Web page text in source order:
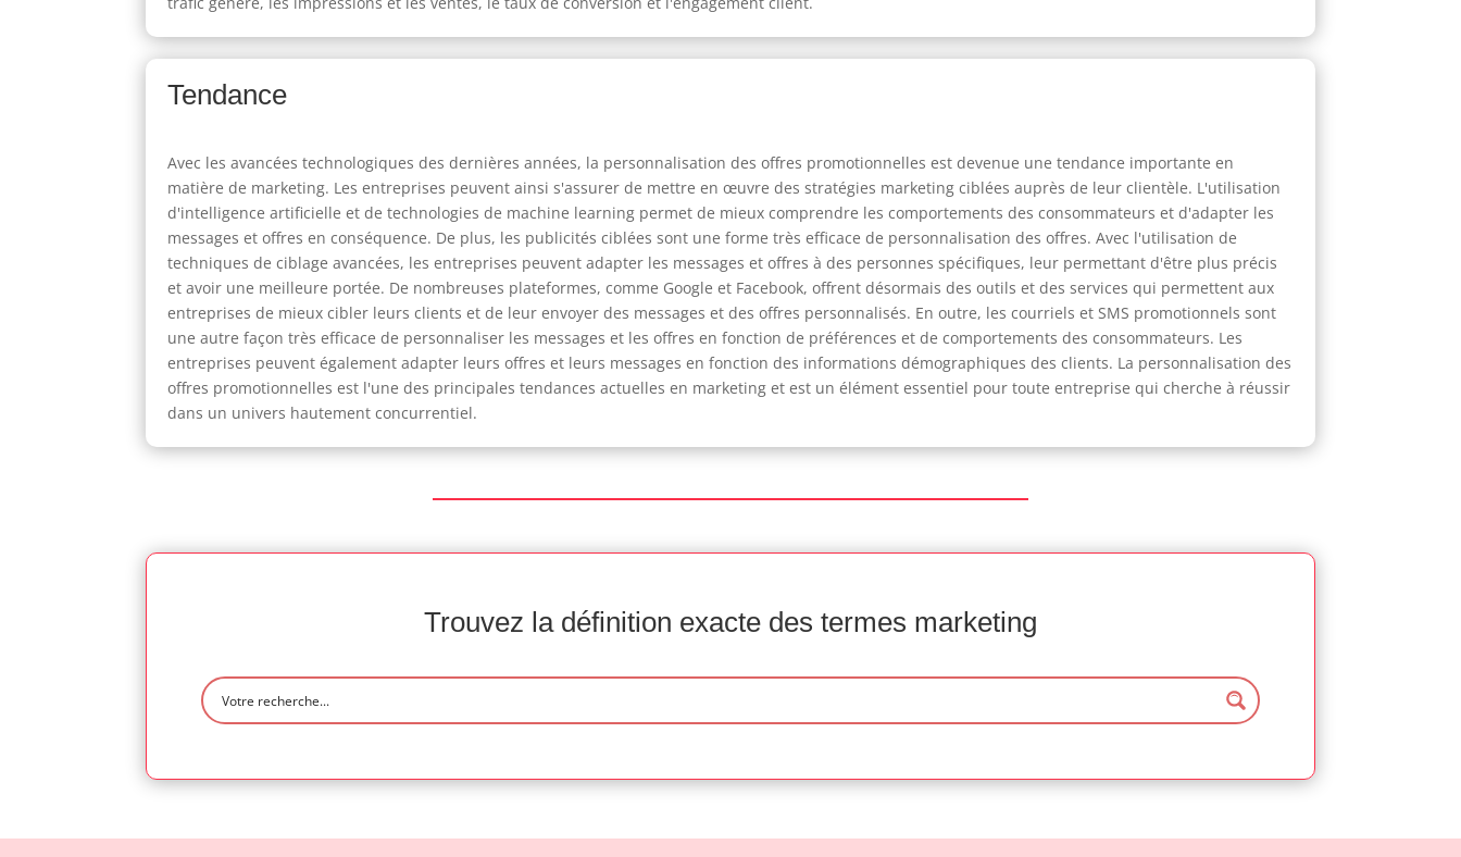
Tendance
Avec les avancées technologiques des dernières années, la personnalisation des offres promotionnelles est devenue une tendance importante en
matière de marketing. Les entreprises peuvent ainsi s'assurer de mettre en œuvre des stratégies marketing ciblées auprès de leur clientèle. L'utilisation
d'intelligence artificielle et de technologies de machine learning permet de mieux comprendre les comportements des consommateurs et d'adapter les
messages et offres en conséquence. De plus, les publicités ciblées sont une forme très efficace de personnalisation des offres. Avec l'utilisation de
techniques de ciblage avancées, les entreprises peuvent adapter les messages et offres à des personnes spécifiques, leur permettant d'être plus précis
et avoir une meilleure portée. De nombreuses plateformes, comme Google et Facebook, offrent désormais des outils et des services qui permettent aux
entreprises de mieux cibler leurs clients et de leur envoyer des messages et des offres personnalisés. En outre, les courriels et SMS promotionnels sont
une autre façon très efficace de personnaliser les messages et les offres en fonction de préférences et de comportements des consommateurs. Les
entreprises peuvent également adapter leurs offres et leurs messages en fonction des informations démographiques des clients. La personnalisation des
offres promotionnelles est l'une des principales tendances actuelles en marketing et est un élément essentiel pour toute entreprise qui cherche à réussir
dans un univers hautement concurrentiel.
Trouvez la définition exacte des termes marketing